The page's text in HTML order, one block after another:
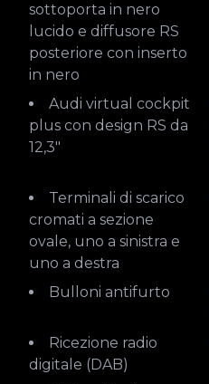
sottoporta in nero
lucido e diffusore RS
posteriore con inserto
in nero
Audi virtual cockpit
plus con design RS da
12,3"
Terminali di scarico
cromati a sezione
ovale, uno a sinistra e
uno a destra
Bulloni antifurto
Ricezione radio
digitale (DAB)